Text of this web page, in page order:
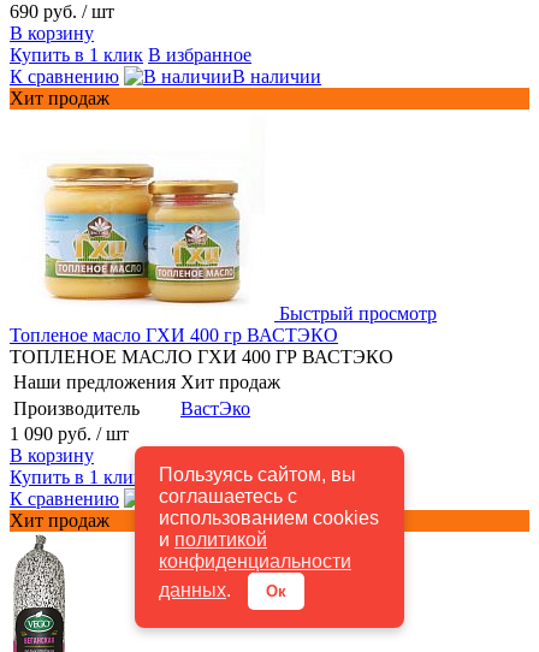
Пользуясь сайтом, вы
соглашаетесь с
использованием cookies
и политикой
конфиденциальности
данных. Ок
690 руб. / шт
В корзину
Купить в 1 клик В избранное
К сравнению
В наличии
Хит продаж
Быстрый просмотр
Топленое масло ГХИ 400 гр ВАСТЭКО
ТОПЛЕНОЕ МАСЛО ГХИ 400 ГР ВАСТЭКО
Наши предложения Хит продаж
Производитель
ВастЭко
1 090 руб. / шт
В корзину
Купить в 1 клик
В избранное
К сравнению
В наличии
Хит продаж